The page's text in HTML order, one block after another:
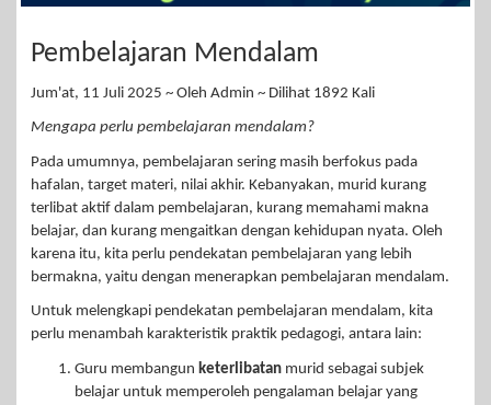
Pembelajaran Mendalam
Jum'at, 11 Juli 2025 ~ Oleh Admin ~ Dilihat 1892 Kali
Mengapa perlu pembelajaran mendalam?
Pada umumnya, pembelajaran sering masih berfokus pada
hafalan, target materi, nilai akhir. Kebanyakan, murid kurang
terlibat aktif dalam pembelajaran, kurang memahami makna
belajar, dan kurang mengaitkan dengan kehidupan nyata. Oleh
karena itu, kita perlu pendekatan pembelajaran yang lebih
bermakna, yaitu dengan menerapkan pembelajaran mendalam.
Untuk melengkapi pendekatan pembelajaran mendalam, kita
perlu menambah karakteristik praktik pedagogi, antara lain:
Guru membangun keterlibatan murid sebagai subjek
belajar untuk memperoleh pengalaman belajar yang